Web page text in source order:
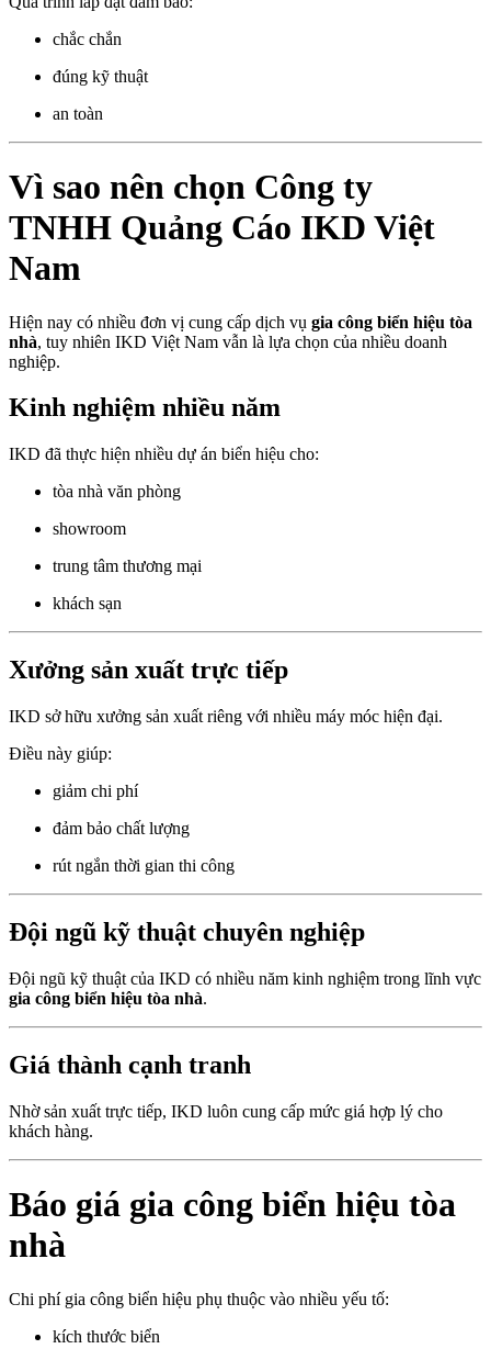
chắc chắn
đúng kỹ thuật
an toàn
Vì sao nên chọn Công ty
TNHH Quảng Cáo IKD Việt
Nam
Hiện nay có nhiều đơn vị cung cấp dịch vụ gia công biển hiệu tòa
nhà, tuy nhiên IKD Việt Nam vẫn là lựa chọn của nhiều doanh
nghiệp.
Kinh nghiệm nhiều năm
IKD đã thực hiện nhiều dự án biển hiệu cho:
tòa nhà văn phòng
showroom
trung tâm thương mại
khách sạn
Xưởng sản xuất trực tiếp
IKD sở hữu xưởng sản xuất riêng với nhiều máy móc hiện đại.
Điều này giúp:
giảm chi phí
đảm bảo chất lượng
rút ngắn thời gian thi công
Đội ngũ kỹ thuật chuyên nghiệp
Đội ngũ kỹ thuật của IKD có nhiều năm kinh nghiệm trong lĩnh vực
gia công biển hiệu tòa nhà.
Giá thành cạnh tranh
Nhờ sản xuất trực tiếp, IKD luôn cung cấp mức giá hợp lý cho
khách hàng.
Báo giá gia công biển hiệu tòa
nhà
Chi phí gia công biển hiệu phụ thuộc vào nhiều yếu tố:
kích thước biển